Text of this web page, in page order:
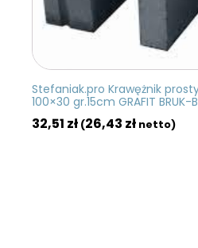
Stefaniak.pro Krawężnik
100×30 gr.15cm GRAFIT BRUK-
32,51 zł (26,43 zł netto)